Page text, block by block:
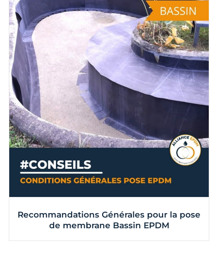
Recommandations Générales pour la pose
de membrane Bassin EPDM